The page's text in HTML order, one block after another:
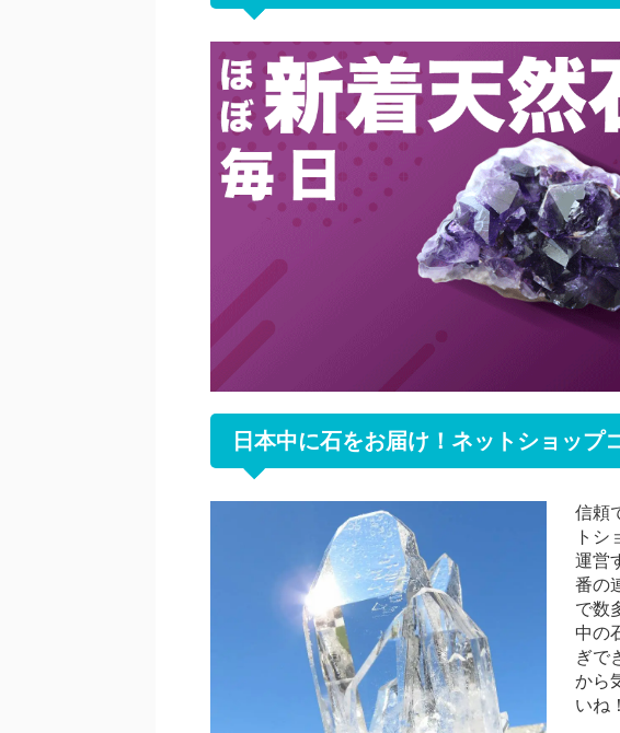
日本中に石をお届け！ネットショップ
信頼
ト
運営
番の
で数
中の
ぎで
から
いね！